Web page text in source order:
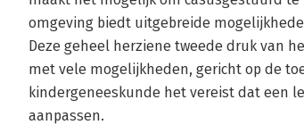
omgeving biedt uitgebreide
Deze geheel herziene tweede druk van
met vele mogelijkheden, gericht op de
kindergeneeskunde het vereist dat een
aanpassen.